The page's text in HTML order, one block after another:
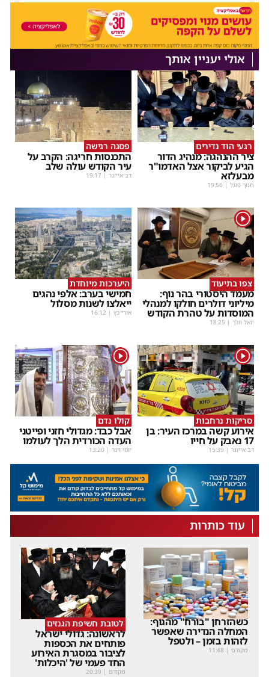
אולי יעניין אותך
רגעי הוד נדירים
ציר ההנהגה: מנהיג הדור
הגיע לביקור אצל האדמו"ר
מבעלזא
חנוך פוגל |
19:56
פסגה רגישה
התכנסות חריגה: הקרב על
עיר הקודש עולה שלב
דב אייזנר |
19:17
1
צפו בתיעוד
מעמד היסטורי בהר נוף:
מיליוני דולרים חולקו למנהלי
המוסדות על טהרת הקודש
יואל וולך |
18:25
היערכות מיוחדת
חמישי בערב: אלפי נהגים
ייאלצו לשנות מסלול
אורי כץ |
16:12
1
סריקות נרחבות
אירוע קשה במרכז העיר: בן
17 נאבק על חייו
דב אייזנר |
15:39
1
קולו נדם
אבל כבד: מגדולי חזני ופייטני
העדה הכורדית הלך לעולמו
יוסי וינר |
13:20
עוד כותרות
כשהזרחן "בורח" מהגוף:
המחלה הנדירה שאפשר
לזהות בזמן – ולטפל
מקודם |
11:48
לטובת חשיפת הגנזים
לראשונה: גדולי ישראל
פותחים את הכספות
לציבור במסגרת האירוע
החד פעמי של 'היכלות'
מקודם |
20:39